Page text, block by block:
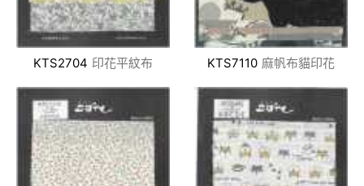
KTS2704 印花平紋布 KTS7110 麻帆布貓印花